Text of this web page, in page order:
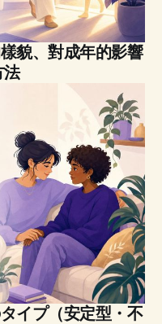
貌、對成年的影響
法
イプ（安定型・不